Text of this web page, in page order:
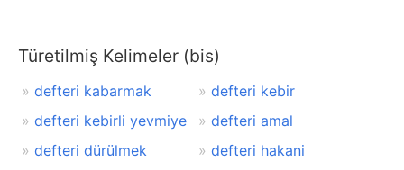
Türetilmiş Kelimeler (bis)
defteri kabarmak
defteri kebir
defteri kebirli yevmiye
defteri amal
defteri dürülmek
defteri hakani